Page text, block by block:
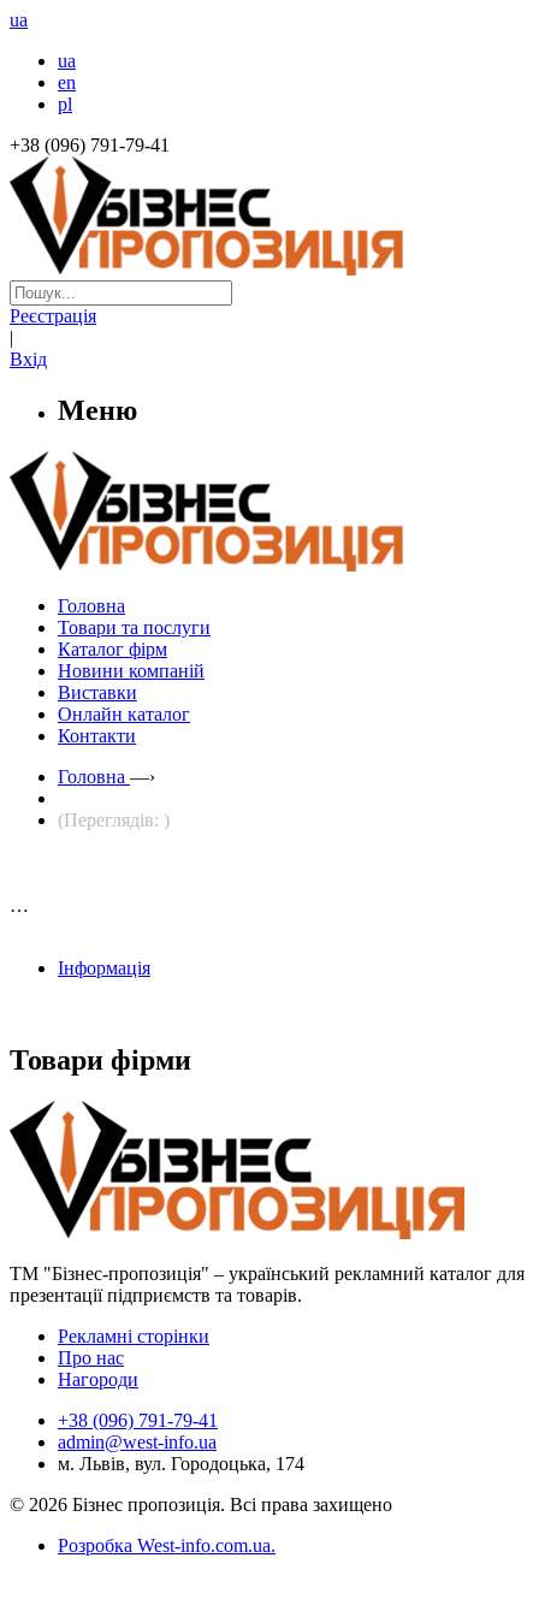
ua
ua
en
pl
+38 (096) 791-79-41
Реєстрація
|
Вхід
Меню
Головна
Товари та послуги
Каталог фірм
Новини компаній
Виставки
Онлайн каталог
Контакти
Головна —›
(Переглядів: )
…
Інформація
Товари фірми
ТМ "Бізнес-пропозиція" – український рекламний каталог для
презентації підприємств та товарів.
Рекламні сторінки
Про нас
Нагороди
+38 (096) 791-79-41
admin@west-info.ua
м. Львів, вул. Городоцька, 174
© 2026 Бізнес пропозиція. Всі права захищено
Розробка West-info.com.ua.